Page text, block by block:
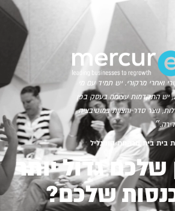
ואחרי מרקורי. יש תמיד עם מי
יש התקדמות עצומה בעסק בפן
נוצר סדר והצוות במוטיבציה
בית בית מרקחת הומגליל
שלכם גדול יותר
שלכם?